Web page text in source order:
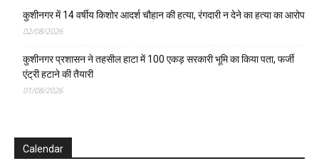
कुशीनगर में 14 वर्षीय किशोर आदर्श चौहान की हत्या, रंगदारी न देने का हत्या का आरोप
02/08/2026
कुशीनगर प्रशासन ने तहसील हाटा में 100 एकड़ सरकारी भूमि का किया पता, फर्जी
एंट्री हटाने की तैयारी
01/08/2026
Calendar